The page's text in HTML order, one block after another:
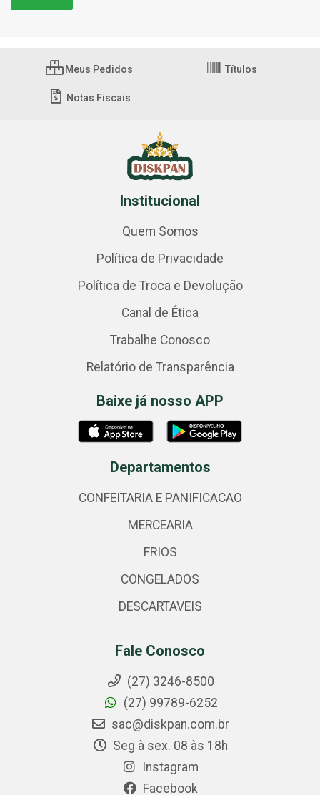
Meus Pedidos Títulos
Notas Fiscais
Institucional
Quem Somos
Política de Privacidade
Política de Troca e Devolução
Canal de Ética
Trabalhe Conosco
Relatório de Transparência
Baixe já nosso APP
Departamentos
CONFEITARIA E PANIFICACAO
MERCEARIA
FRIOS
CONGELADOS
DESCARTAVEIS
Fale Conosco
(27) 3246-8500
(27) 99789-6252
sac@diskpan.com.br
Seg à sex. 08 às 18h
Instagram
Facebook